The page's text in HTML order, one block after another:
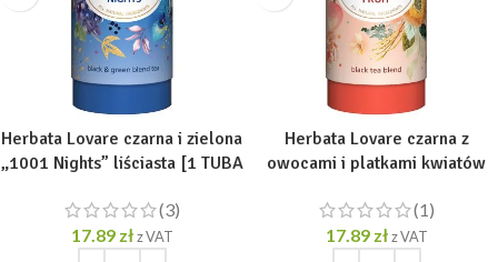
Herbata Lovare czarna i zielona
„1001 Nights” liściasta [1 TUBA
(3)
17.89 zł z VAT
Herbata Lovare czarna z
owocami i platkami kwiatów
TUBA = 80g](1)
17.89 zł z VAT